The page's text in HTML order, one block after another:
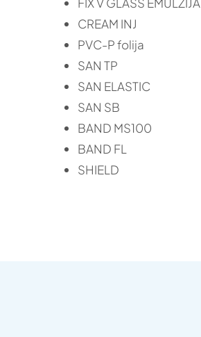
CREAM INJ
PVC-P folija
SAN TP
SAN ELASTIC
SAN SB
BAND MS100
BAND FL
SHIELD